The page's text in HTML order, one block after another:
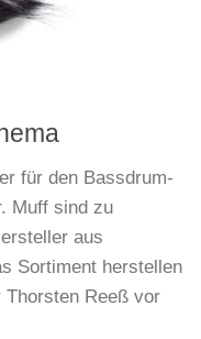
für den Bassdrum-
Muff sind zu
aus
Sortiment herstellen
Thorsten Reeß vor